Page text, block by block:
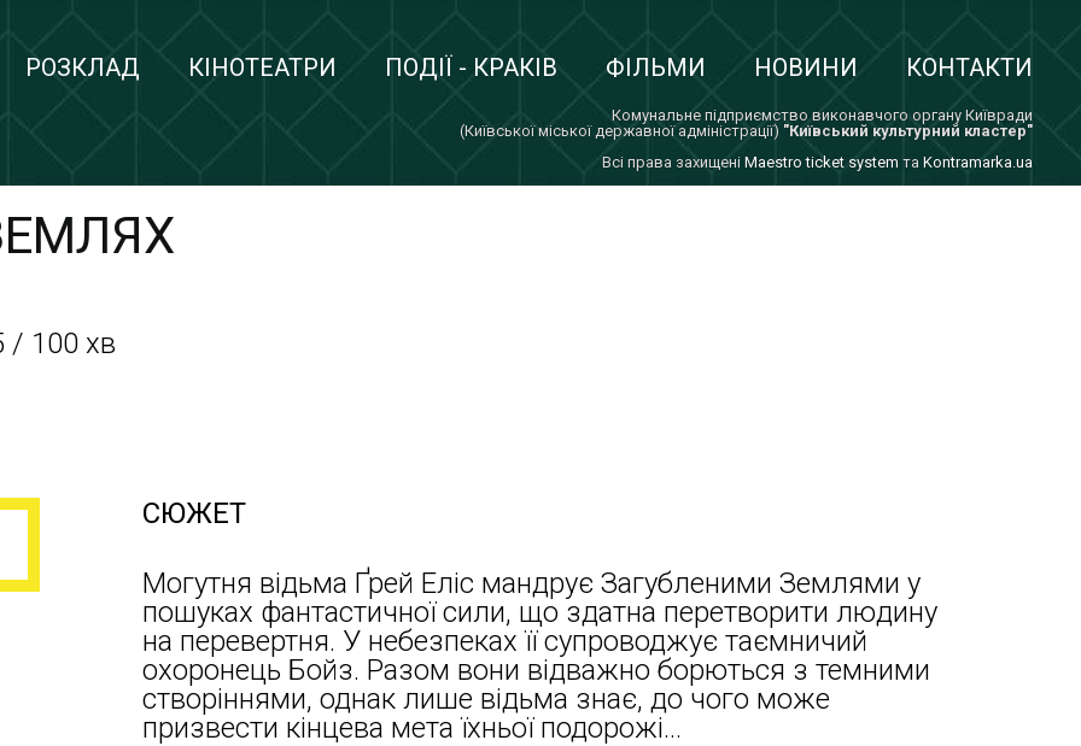
РОЗКЛАД КІНОТЕАТРИ ПОДІЇ - КРАКІВ ФІЛЬМИ НОВИНИ КОНТАКТИ
Комунальне підприємство виконавчого органу Київради
(Київської міської державної адміністрації) "Київський культурний кластер"
Всi права захищенi Maestro ticket system та Kontramarka.ua
/ 100 хв
СЮЖЕТ
Могутня відьма Ґрей Еліс мандрує Загубленими Землями у
пошуках фантастичної сили, що здатна перетворити людину
на перевертня. У небезпеках її супроводжує таємничий
охоронець Бойз. Разом вони відважно борються з темними
створіннями, однак лише відьма знає, до чого може
призвести кінцева мета їхньої подорожі...